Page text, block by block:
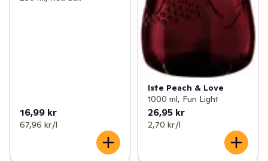
16,99 kr
67,96 kr /l
Iste Peach & Love
1000 ml, Fun Light
26,95 kr
2,70 kr /l